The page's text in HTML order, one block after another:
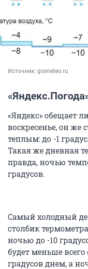
Источник: gismeteo.ru
«Яндекс» обещает
воскресенье, он
теплым: до -1
Такая же дневная
правда, ночью
градусов.
Самый холодный
столбик
ночью до -10
будет меньше всего
градусов днем, а